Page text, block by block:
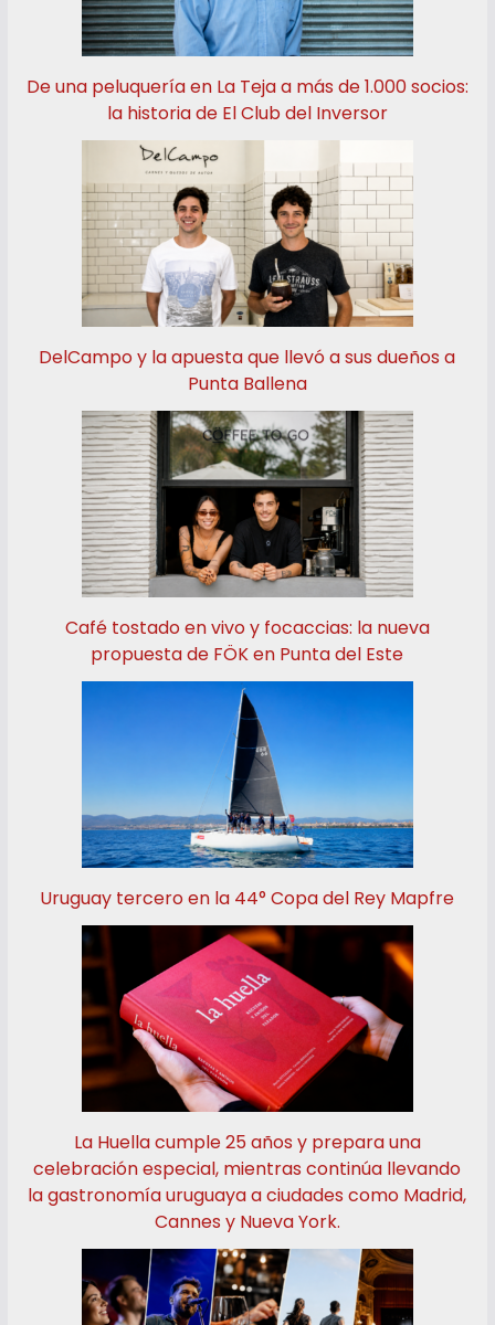
De una peluquería en La Teja a más de 1.000 socios:
la historia de El Club del Inversor
DelCampo y la apuesta que llevó a sus dueños a
Punta Ballena
Café tostado en vivo y focaccias: la nueva
propuesta de FÖK en Punta del Este
Uruguay tercero en la 44° Copa del Rey Mapfre
La Huella cumple 25 años y prepara una
celebración especial, mientras continúa llevando
la gastronomía uruguaya a ciudades como Madrid,
Cannes y Nueva York.